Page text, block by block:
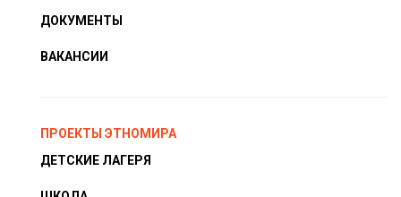
ДОКУМЕНТЫ
ВАКАНСИИ
ПРОЕКТЫ ЭТНОМИРА
ДЕТСКИЕ ЛАГЕРЯ